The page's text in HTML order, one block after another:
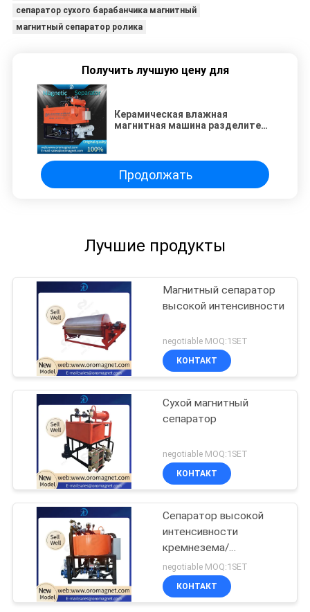
сепаратор сухого барабанчика магнитный
магнитный сепаратор ролика
Получить лучшую цену для
Керамическая влажная
магнитная машина разделителя
Продолжать
Лучшие продукты
Магнитный сепаратор
высокой интенсивности
negotiable MOQ:1SET
КОНТАКТ
Сухой магнитный
сепаратор
negotiable MOQ:1SET
КОНТАКТ
Сепаратор высокой
интенсивности
кремнезема/
фельдшпата влажный
магнитный для
удаления FE2O3
negotiable MOQ:1SET
КОНТАКТ